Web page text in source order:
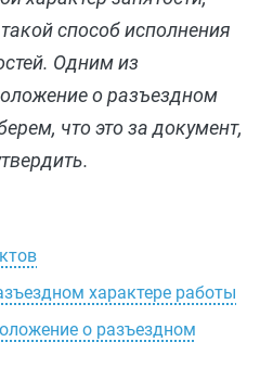
способ исполнения
Одним из
о разъездном
что это за документ,
характере работы
о разъездном